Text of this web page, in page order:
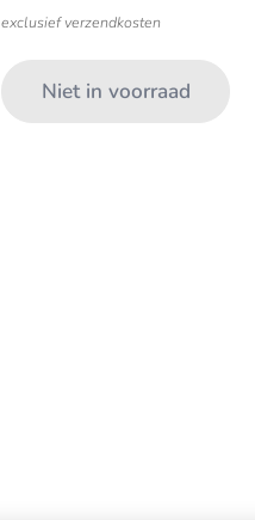
exclusief verzendkosten
Niet in voorraad